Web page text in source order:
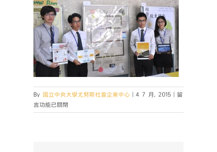
By 國立中央大學尤努斯社會企業中心 4 7 月, 2015
在
中
留
言功能已關閉